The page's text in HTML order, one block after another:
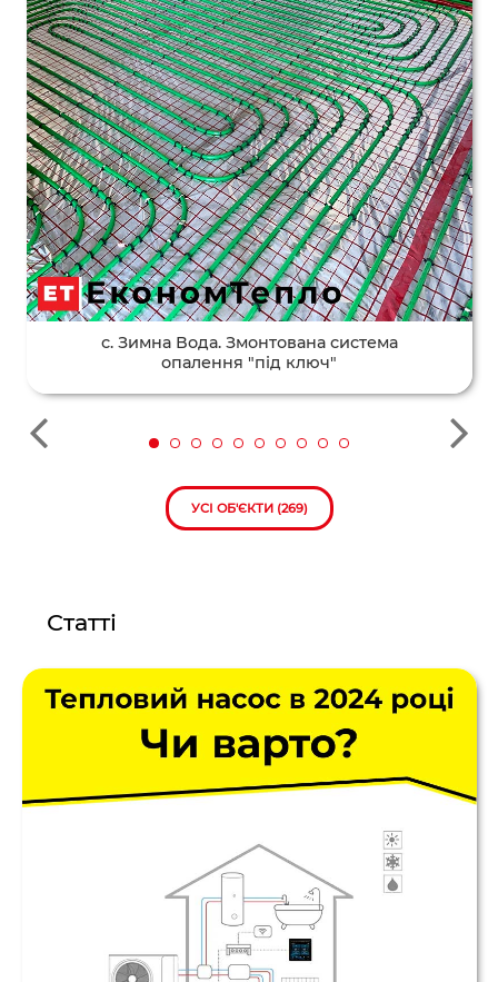
с. Зимна Вода. Змонтована система
опалення "під ключ"
УСІ ОБ'ЄКТИ (269)
Статті